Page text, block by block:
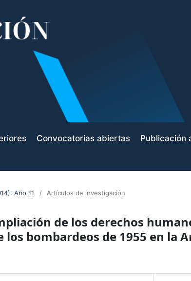
Convocatorias abiertas Publicación
Año 11 / Artículos de investigación
de los derechos
los bombardeos de 1955 en la